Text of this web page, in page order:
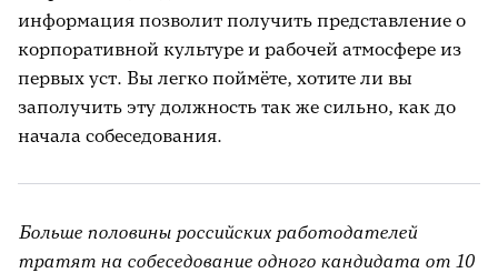
информация позволит получить представление о
корпоративной культуре и рабочей атмосфере из
первых уст. Вы легко поймёте, хотите ли вы
заполучить эту должность так же сильно, как до
начала собеседования.
Больше половины российских работодателей
тратят на собеседование одного кандидата от 10